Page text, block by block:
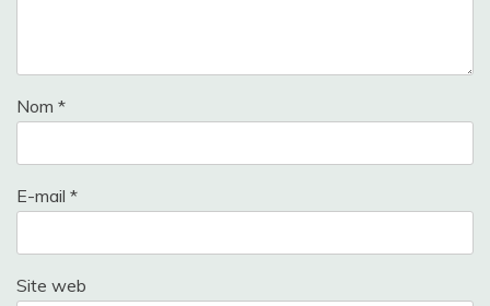
Nom *
E-mail *
Site web